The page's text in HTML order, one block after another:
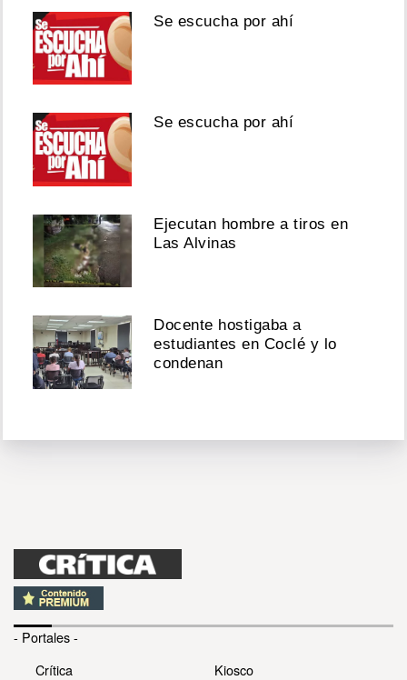
Se escucha por ahí
Se escucha por ahí
Ejecutan hombre a tiros en
Las Alvinas
Docente hostigaba a
estudiantes en Coclé y lo
condenan
- Portales -
Crítica
Kiosco